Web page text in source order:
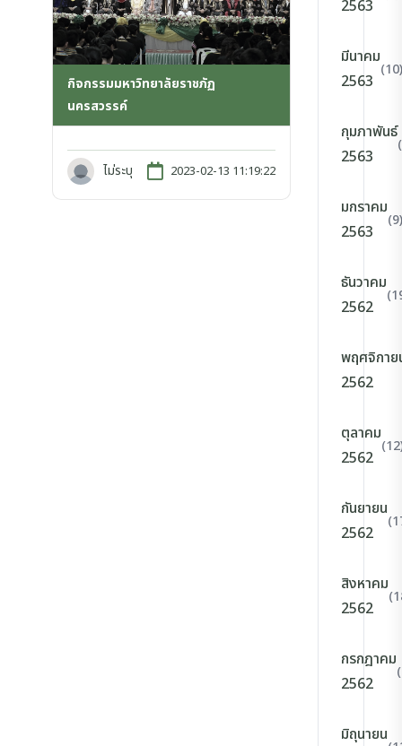
กิจกรรมมหาวิทยาลัยราชภัฏ
นครสวรรค์
ไม่ระบุ 2023-02-13 11:19:22
2563
มีนาคม
2563
(10)
กุมภาพันธ์
2563
มกราคม
2563
(9)
ธันวาคม
2562
พฤศจิกาย
2562
ตุลาคม
2562
กันยายน
2562
สิงหาคม
2562
กรกฎาคม
2562
มิถุนายน